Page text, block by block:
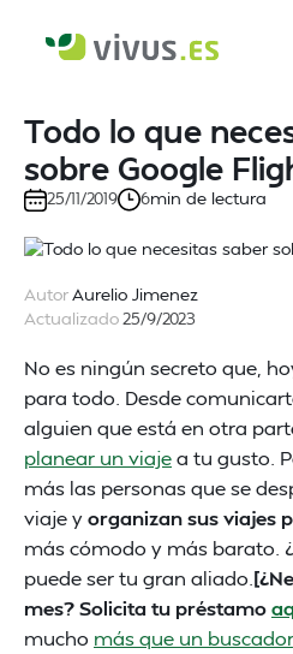
Todo lo que
sobre Google
25/11/2019 6min de lectura
AutorAurelio Jimenez
Actualizado25/9/2023
No es ningún secreto que,
para todo. Desde
alguien que está en otra
planear un viajea tu gusto.
más las personas que se
viaje yorganizan sus viajes
más cómodo y más barato.
puede ser tu gran aliado.
mes? Solicita tu préstamo
mucho más que un buscador